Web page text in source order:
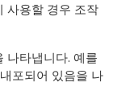
사용할 경우 조작
나타냅니다. 예를
포되어 있음을 나